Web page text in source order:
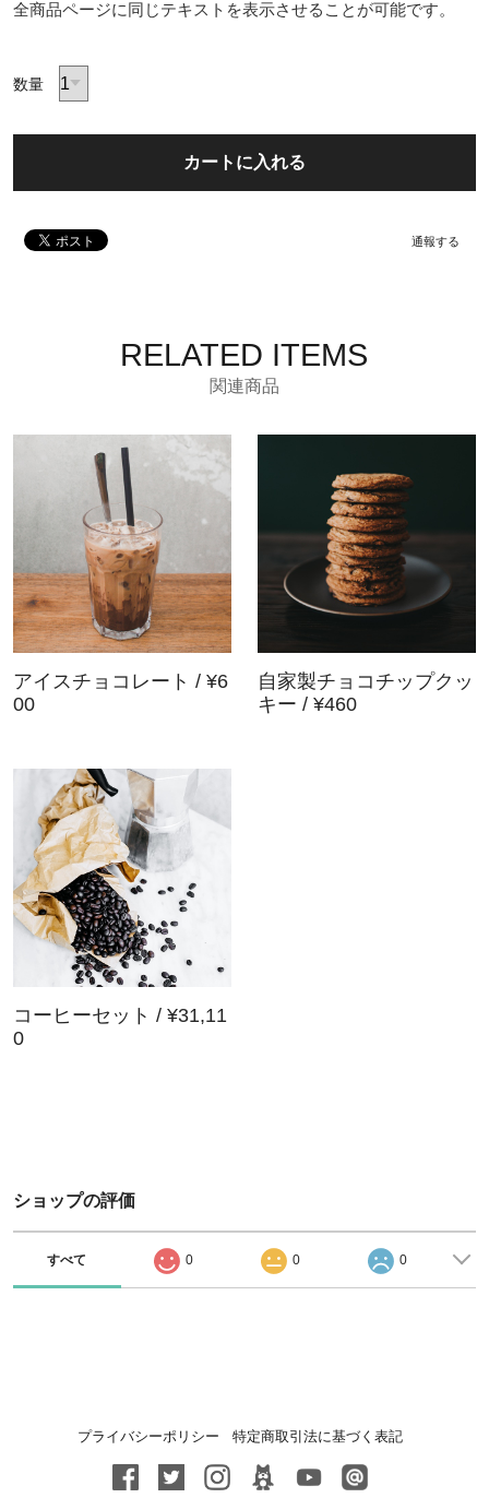
全商品ページに同じテキストを表示させることが可能です。
数量
カートに入れる
通報する
RELATED ITEMS
関連商品
アイスチョコレート / ¥6
00
自家製チョコチップクッ
キー / ¥460
コーヒーセット / ¥31,11
0
ショップの評価
すべて 0 0 0
プライバシーポリシー 特定商取引法に基づく表記